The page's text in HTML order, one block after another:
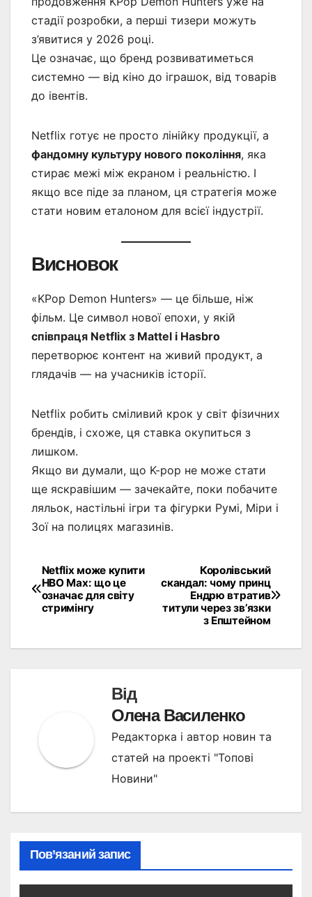
стадії розробки, а перші тизери можуть
з’явитися у 2026 році.
Це означає, що бренд розвиватиметься
системно — від кіно до іграшок, від товарів
до івентів.
Netflix готує не просто лінійку продукції, а
фандомну культуру нового покоління, яка
стирає межі між екраном і реальністю. І
якщо все піде за планом, ця стратегія може
стати новим еталоном для всієї індустрії.
Висновок
«KPop Demon Hunters» — це більше, ніж
фільм. Це символ нової епохи, у якій
співпраця Netflix з Mattel і Hasbro
перетворює контент на живий продукт, а
глядачів — на учасників історії.
Netflix робить сміливий крок у світ фізичних
брендів, і схоже, ця ставка окупиться з
лишком.
Якщо ви думали, що K-pop не може стати
ще яскравішим — зачекайте, поки побачите
ляльок, настільні ігри та фігурки Румі, Міри і
Зої на полицях магазинів.
Навігація
записів
Королівський
скандал: чому принц
Ендрю втратив
титули через зв’язки
з Епштейном
Netflix може купити
HBO Max: що це
означає для світу
стримінгу
Від
Олена Василенко
Редакторка і автор новин та
статей на проекті "Топові
Новини"
Пов’язаний запис